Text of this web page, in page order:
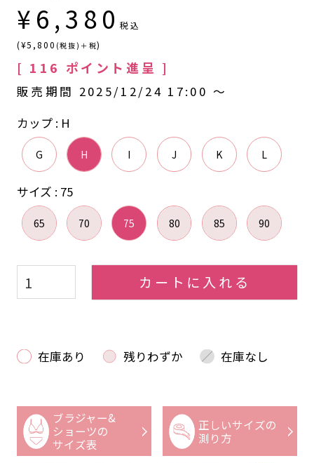
¥6,380 税込
(¥5,800 (税抜)＋税)
[ 116 ポイント進呈 ]
販売期間 2025/12/24 17:00 〜
サイズ 75
65 70 75 80 85 90
カップ H
G H I J K L
カートに入れる
在庫あり 残りわずか 在庫なし
ブラジャー&
ショーツの
サイズ表
正しいサイズの
測り方